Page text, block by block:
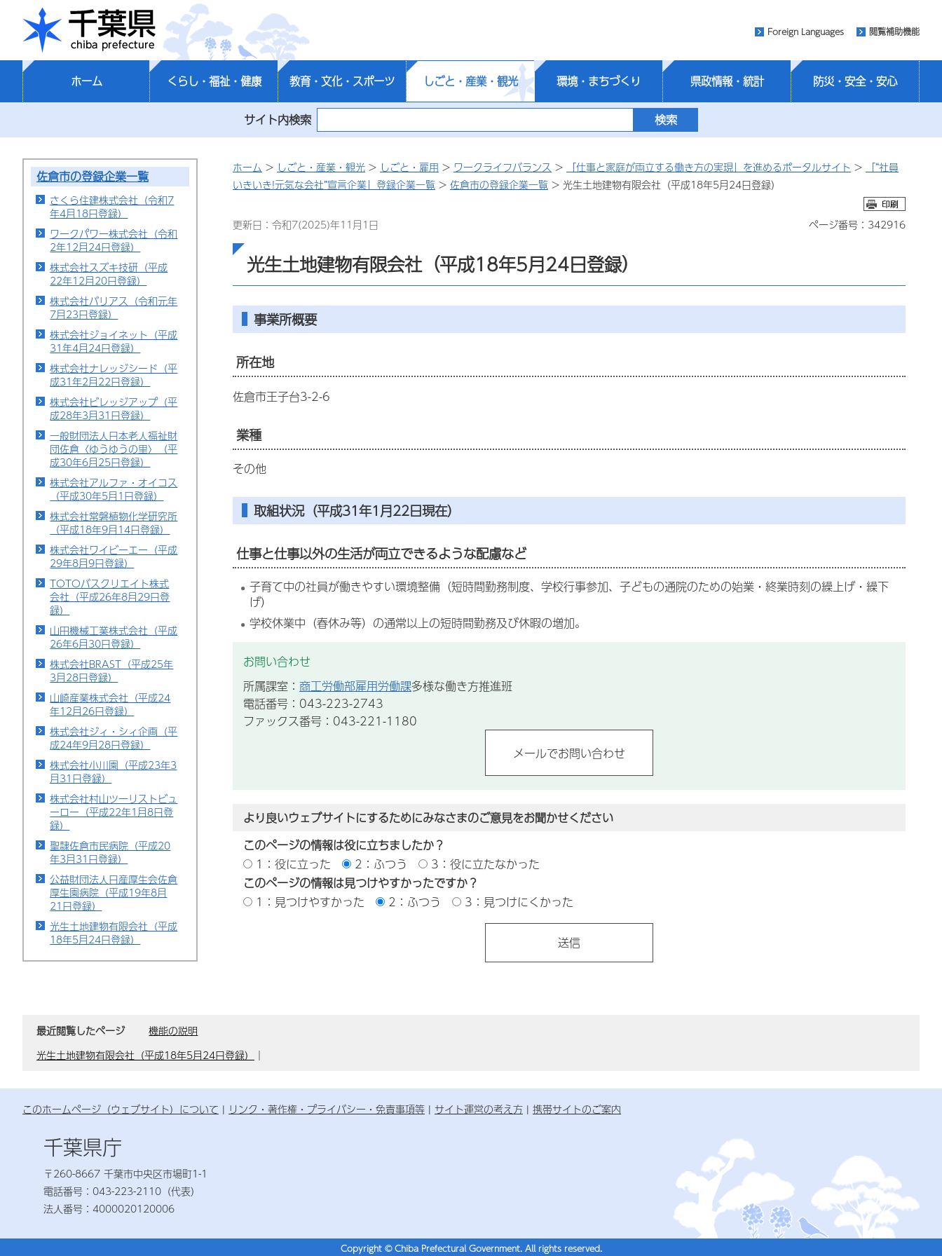
千葉県
Foreign Languages 閲覧補助機能
ホーム くらし・福祉・健康 教育・文化・スポーツ しごと・産業・観光 環境・まちづくり 県政情報・統計 防災・安全・安心
サイト内検索
佐倉市の登録企業一覧
さくら住建株式会社（令和7
年4月18日登録）
ワークパワー株式会社（令和
2年12月24日登録）
株式会社スズキ技研（平成
22年12月20日登録）
株式会社バリアス（令和元年
7月23日登録）
株式会社ジョイネット（平成
31年4月24日登録）
株式会社ナレッジシード（平
成31年2月22日登録）
株式会社ビレッジアップ（平
成28年3月31日登録）
一般財団法人日本老人福祉財
団佐倉〈ゆうゆうの里〉（平
成30年6月25日登録）
株式会社アルファ・オイコス
（平成30年5月1日登録）
株式会社常磐植物化学研究所
（平成18年9月14日登録）
株式会社ワイビーエー（平成
29年8月9日登録）
TOTOバスクリエイト株式
会社（平成26年8月29日登
録）
山田機械工業株式会社（平成
26年6月30日登録）
株式会社BRAST（平成25年
3月28日登録）
山崎産業株式会社（平成24
年12月26日登録）
株式会社ジィ・シィ企画（平
成24年9月28日登録）
株式会社小川園（平成23年3
月31日登録）
株式会社村山ツーリストビュ
ーロー（平成22年1月8日登
録）
聖隷佐倉市民病院（平成20
年3月31日登録）
公益財団法人日産厚生会佐倉
厚生園病院（平成19年8月
21日登録）
光生土地建物有限会社（平成
18年5月24日登録）
ホーム > しごと・産業・観光 > しごと・雇用 > ワークライフバランス > 「仕事と家庭が両立する働き方の実現」を進めるポータルサイト >
「“社員
いきいき!元気な会社”宣言企業」登録企業一覧 > 佐倉市の登録企業一覧 > 光生土地建物有限会社（平成18年5月24日登録）
更新日：令和7(2025)年11月1日 ページ番号：342916
光生土地建物有限会社（平成18年5月24日登録）
事業所概要
所在地
佐倉市王子台3-2-6
業種
その他
取組状況（平成31年1月22日現在）
仕事と仕事以外の生活が両立できるような配慮など
子育て中の社員が働きやすい環境整備（短時間勤務制度、学校行事参加、子どもの通院のための始業・終業時刻の繰上げ・繰下
げ）
学校休業中（春休み等）の通常以上の短時間勤務及び休暇の増加。
お問い合わせ
所属課室： 商工労働部雇用労働課多様な働き方推進班
電話番号：043-223-2743
ファックス番号：043-221-1180
より良いウェブサイトにするためにみなさまのご意見をお聞かせください
このページの情報は役に立ちましたか？
1：役に立った
2：ふつう
3：役に立たなかった
このページの情報は見つけやすかったですか？
1：見つけやすかった
2：ふつう 3：見つけにくかった
最近閲覧したページ
機能の説明
光生土地建物有限会社（平成18年5月24日登録）
｜
このホームページ（ウェブサイト）について リンク・著作権・プライバシー・免責事項等 サイト運営の考え方 携帯サイトのご案内
千葉県庁
〒260-8667 千葉市中央区市場町1-1
電話番号：043-223-2110（代表）
法人番号：4000020120006
Copyright © Chiba Prefectural Government. All rights reserved.